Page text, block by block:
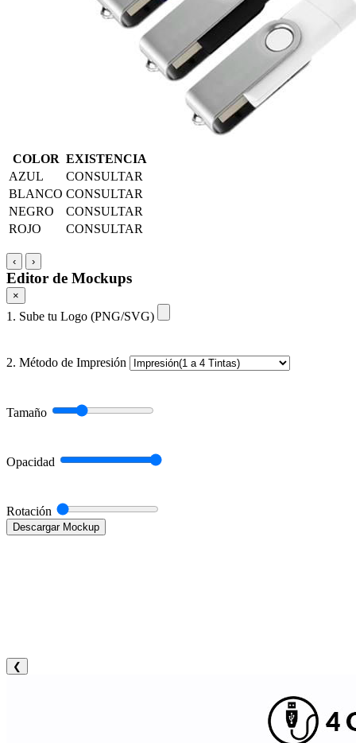
COLOR EXISTENCIA
AZUL
CONSULTAR
BLANCO CONSULTAR
NEGRO
CONSULTAR
ROJO
CONSULTAR
‹ ›
Editor de Mockups
×
1. Sube tu Logo (PNG/SVG)
2. Método de Impresión
Tamaño
Opacidad
Rotación
Descargar Mockup
❮